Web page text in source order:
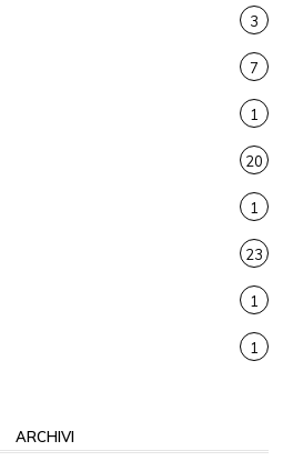
3
7
1
20
1
23
1
1
ARCHIVI